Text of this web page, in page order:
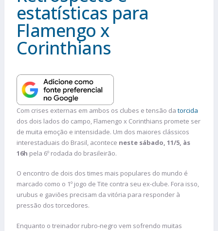
estatísticas para
Flamengo x
Corinthians
Com crises externas em ambos os clubes e tensão da torcida
dos dois lados do campo, Flamengo x Corinthians promete ser
de muita emoção e intensidade. Um dos maiores clássicos
interestaduais do Brasil, acontece neste sábado, 11/5, às
16h pela 6º rodada do brasileirão.
O encontro de dois dos times mais populares do mundo é
marcado como o 1º jogo de Tite contra seu ex-clube. Fora isso,
urubus e gaviões precisam da vitória para responder à
pressão dos torcedores.
Enquanto o treinador rubro-negro vem sofrendo muitas